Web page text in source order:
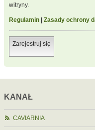
witryny.
Regulamin Zasady ochrony
Zarejestruj się
KANAŁ
CAVIARNIA